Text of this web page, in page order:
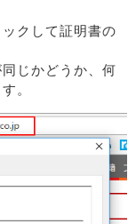
クして証明書の
じかどうか、何
。